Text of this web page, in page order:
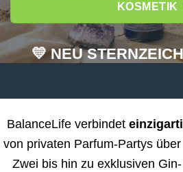
KOSMETIK
💛 NEU
BalanceLife verbindet
von privaten Parfum-Partys
Zwei bis hin zu exklusiven